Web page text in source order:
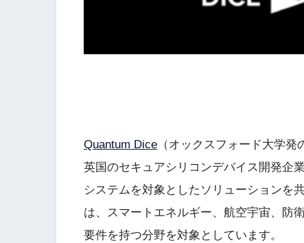
Quantum Dice （オックスフォード大学
英国のセキュアシリコンデバイス開発企
システムを対象としたソリューションを
は、スマートエネルギー、航空宇宙、防
要件を持つ分野を対象としています。